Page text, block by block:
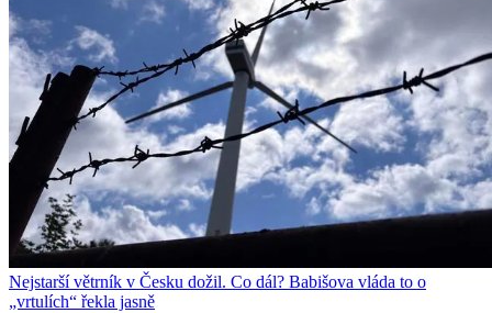
Nejstarší větrník v Česku dožil. Co dál? Babišova vláda to o
„vrtulích“ řekla jasně